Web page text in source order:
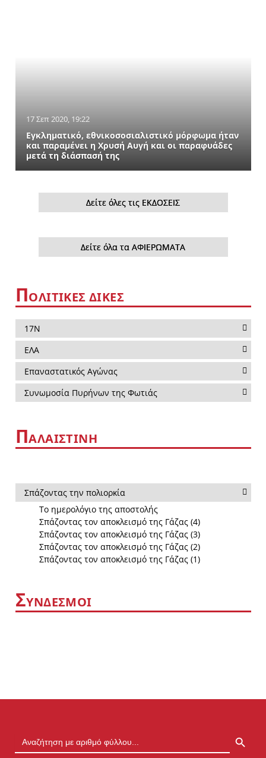
17 Σεπ 2020, 19:22
Εγκληματικό, εθνικοσοσιαλιστικό μόρφωμα ήταν
και παραμένει η Χρυσή Αυγή και οι παραφυάδες
μετά τη διάσπασή της
Δείτε όλες τις ΕΚΔΟΣΕΙΣ
Δείτε όλα τα ΑΦΙΕΡΩΜΑΤΑ
ΠΟΛΙΤΙΚΕΣ ΔΙΚΕΣ
17Ν
ΕΛΑ
Επαναστατικός Αγώνας
Συνωμοσία Πυρήνων της Φωτιάς
ΠΑΛΑΙΣΤΙΝΗ
Σπάζοντας την πολιορκία
Το ημερολόγιο της αποστολής
Σπάζοντας τον αποκλεισμό της Γάζας (4)
Σπάζοντας τον αποκλεισμό της Γάζας (3)
Σπάζοντας τον αποκλεισμό της Γάζας (2)
Σπάζοντας τον αποκλεισμό της Γάζας (1)
ΣΥΝΔΕΣΜΟΙ